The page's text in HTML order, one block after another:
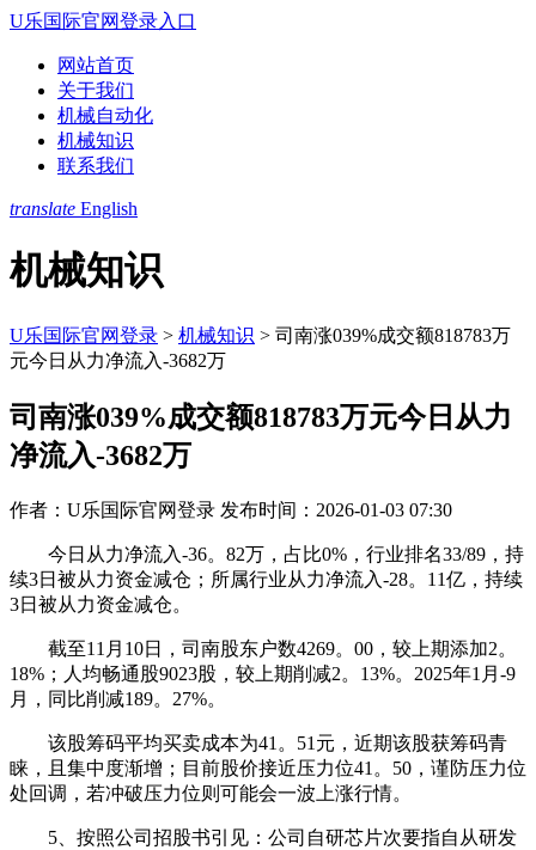
U乐国际官网登录入口
网站首页
关于我们
机械自动化
机械知识
联系我们
translate English
机械知识
U乐国际官网登录 > 机械知识 > 司南涨039%成交额818783万
元今日从力净流入-3682万
司南涨039%成交额818783万元今日从力
净流入-3682万
作者：U乐国际官网登录 发布时间：2026-01-03 07:30
今日从力净流入-36。82万，占比0%，行业排名33/89，持
续3日被从力资金减仓；所属行业从力净流入-28。11亿，持续
3日被从力资金减仓。
截至11月10日，司南股东户数4269。00，较上期添加2。
18%；人均畅通股9023股，较上期削减2。13%。2025年1月-9
月，同比削减189。27%。
该股筹码平均买卖成本为41。51元，近期该股获筹码青
睐，且集中度渐增；目前股价接近压力位41。50，谨防压力位
处回调，若冲破压力位则可能会一波上涨行情。
5、按照公司招股书引见：公司自研芯片次要指自从研发